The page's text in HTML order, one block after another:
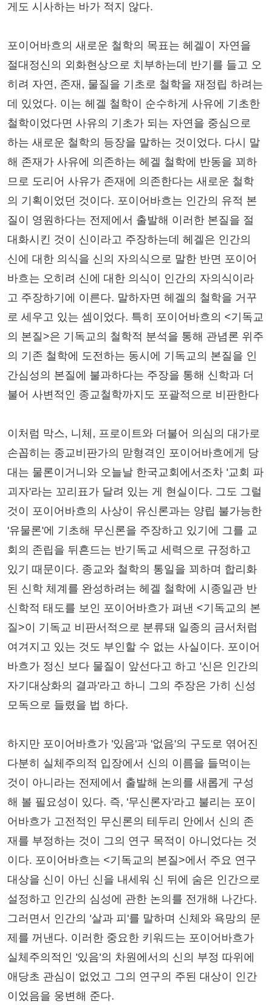
게도 시사하는 바가 적지 않다.
포이어바흐의 새로운 철학의 목표는 헤겔이 자연을
절대정신의 외화현상으로 치부하는데 반기를 들고 오
히려 자연, 존재, 물질을 기초로 철학을 재정립 하려는
데 있었다. 이는 헤겔 철학이 순수하게 사유에 기초한
철학이었다면 사유의 기초가 되는 자연을 중심으로
하는 새로운 철학의 등장을 말하는 것이었다. 다시 말
해 존재가 사유에 의존하는 헤겔 철학에 반동을 꾀하
므로 도리어 사유가 존재에 의존한다는 새로운 철학
의 기획이었던 것이다. 포이어바흐는 인간의 유적 본
질이 영원하다는 전제에서 출발해 이러한 본질을 절
대화시킨 것이 신이라고 주장하는데 헤겔은 인간의
신에 대한 의식을 신의 자의식으로 말한 반면 포이어
바흐는 오히려 신에 대한 의식이 인간의 자의식이라
고 주장하기에 이른다. 말하자면 헤겔의 철학을 거꾸
로 세우고 있는 셈이었다. 특히 포이어바흐의 <기독교
의 본질>은 기독교의 철학적 분석을 통해 관념론 위주
의 기존 철학에 도전하는 동시에 기독교의 본질을 인
간심성의 본질에 불과하다는 주장을 통해 신학과 더
불어 사변적인 종교철학까지도 포괄적으로 비판한다
이처럼 막스, 니체, 프로이트와 더불어 의심의 대가로
손꼽히는 종교비판가의 맏형격인 포이어바흐에게 당
대는 물론이거니와 오늘날 한국교회에서조차 '교회 파
괴자'라는 꼬리표가 달려 있는 게 현실이다. 그도 그럴
것이 포이어바흐의 사상이 유신론과는 양립 불가능한
'유물론'에 기초해 무신론을 주장하고 있기에 그를 교
회의 존립을 뒤흔드는 반기독교 세력으로 규정하고
있기 때문이다. 종교와 철학의 통일을 꾀하며 합리화
된 신학 체계를 완성하려는 헤겔 철학에 시종일관 반
신학적 태도를 보인 포이어바흐가 펴낸 <기독교의 본
질>이 기독교 비판서적으로 분류돼 일종의 금서처럼
여겨지고 있는 것도 부인할 수 없는 사실이다. 포이어
바흐가 정신 보다 물질이 앞선다고 하고 '신은 인간의
자기대상화의 결과'라고 하니 그의 주장은 가히 신성
모독으로 들렸을 법 하다.
하지만 포이어바흐가 '있음'과 '없음'의 구도로 엮어진
다분히 실체주의적 입장에서 신의 이름을 들먹이는
것이 아니라는 전제에서 출발해 논의를 새롭게 구성
해 볼 필요성이 있다. 즉, '무신론자'라고 불리는 포이
어바흐가 고전적인 무신론의 테두리 안에서 신의 존
재를 부정하는 것이 그의 연구 목적이 아니었다는 것
이다. 포이어바흐는 <기독교의 본질>에서 주요 연구
대상을 신이 아닌 신을 내세워 신 뒤에 숨은 인간으로
설정하고 인간의 심성에 관한 논의를 전개해 나간다.
그러면서 인간의 '살과 피'를 말하며 신체와 욕망의 문
제를 꺼낸다. 이러한 중요한 키워드는 포이어바흐가
실체주의적인 '있음'의 차원에서의 신의 부정 따위에
애당초 관심이 없었고 그의 연구의 주된 대상이 인간
이었음을 웅변해 준다.